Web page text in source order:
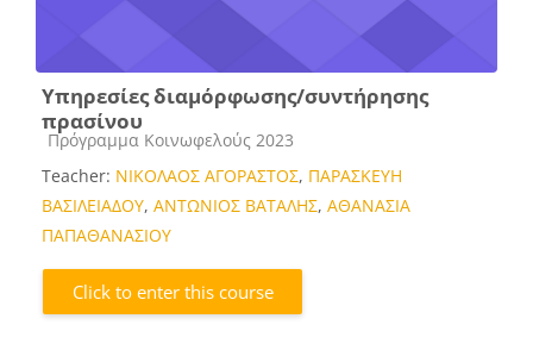
Υπηρεσίες διαμόρφωσης/συντήρησης
πρασίνου
Course category
Πρόγραμμα Κοινωφελούς 2023
Teacher: ΝΙΚΟΛΑΟΣ ΑΓΟΡΑΣΤΟΣ, ΠΑΡΑΣΚΕΥΗ
ΒΑΣΙΛΕΙΑΔΟΥ, ΑΝΤΩΝΙΟΣ ΒΑΤΑΛΗΣ, ΑΘΑΝΑΣΙΑ
ΠΑΠΑΘΑΝΑΣΙΟΥ
Click to enter this course